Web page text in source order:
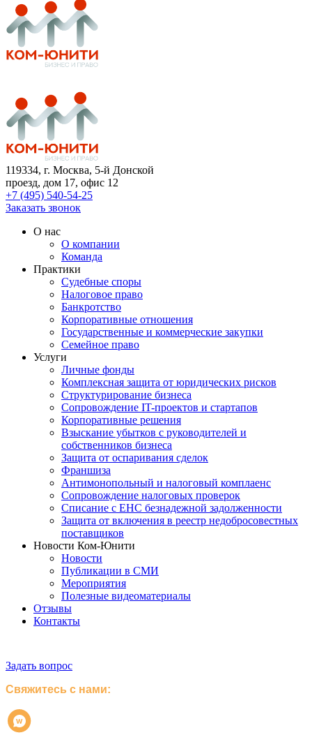
119334, г. Москва, 5-й Донской
проезд, дом 17, офис 12
+7 (495) 540-54-25
Заказать звонок
О нас
О компании
Команда
Практики
Судебные споры
Налоговое право
Банкротство
Корпоративные отношения
Государственные и коммерческие закупки
Семейное право
Услуги
Личные фонды
Комплексная защита от юридических рисков
Структурирование бизнеса
Сопровождение IT-проектов и стартапов
Корпоративные решения
Взыскание убытков с руководителей и
собственников бизнеса
Защита от оспаривания сделок
Франшиза
Антимонопольный и налоговый комплаенс
Сопровождение налоговых проверок
Списание с ЕНС безнадежной задолженности
Защита от включения в реестр недобросовестных
поставщиков
Новости Ком-Юнити
Новости
Публикации в СМИ
Мероприятия
Полезные видеоматериалы
Отзывы
Контакты
Задать вопрос
Свяжитесь с нами: